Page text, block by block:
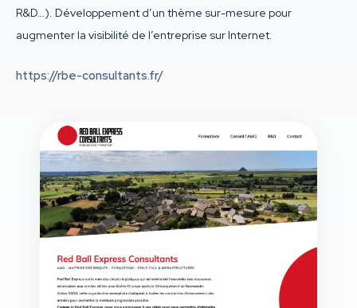
R&D…). Développement d’un thème sur-mesure pour
augmenter la visibilité de l’entreprise sur Internet.
https://rbe-consultants.fr/